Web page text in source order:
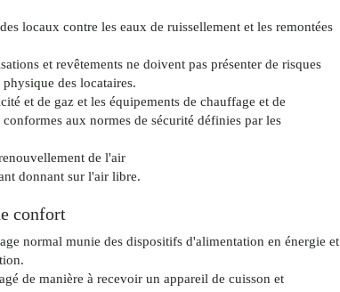
locaux contre les eaux de ruissellement et les remontées
et revêtements ne doivent pas présenter de risques
des locataires.
et de gaz et les équipements de chauffage et de
aux normes de sécurité définies par les
de l'air
donnant sur l'air libre.
confort
normal munie des dispositifs d'alimentation en énergie et
de manière à recevoir un appareil de cuisson et